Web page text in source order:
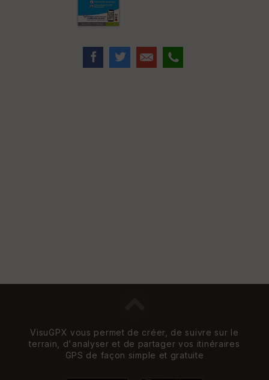
VisuGPX vous permet de créer, de suivre sur le
terrain, d'analyser et de partager vos itinéraires
GPS de façon simple et gratuite